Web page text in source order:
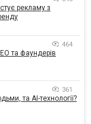
рекламу з
464
та фаундерів
361
та AI-технології?